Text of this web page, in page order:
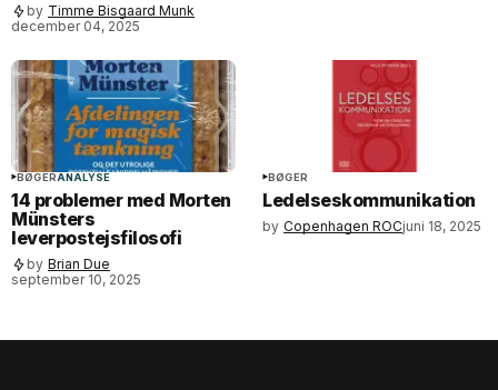
by Timme Bisgaard Munk
december 04, 2025
BØGERANALYSE
14 problemer med Morten
Münsters
leverpostejsfilosofi
by Brian Due
september 10, 2025
BØGER
Ledelseskommunikation
by Copenhagen ROCjuni 18, 2025